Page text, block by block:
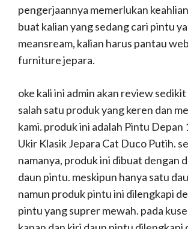
pengerjaannya memerlukan
buat kalian yang sedang cari pintu
meansream, kalian harus pantau
furniture jepara.
oke kali ini admin akan review
salah satu produk yang keren dan
kami. produk ini adalah Pintu
Ukir Klasik Jepara Cat Duco Putih.
namanya, produk ini dibuat dengan
daun pintu. meskipun hanya satu
namun produk pintu ini dilengkapi
pintu yang suprer mewah. pada